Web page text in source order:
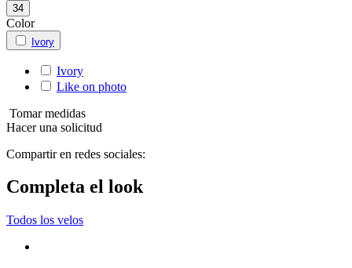
34
Color
Ivory
Ivory
Like on photo
Tomar medidas
Hacer una solicitud
Compartir en redes sociales:
Completa el look
Todos los velos